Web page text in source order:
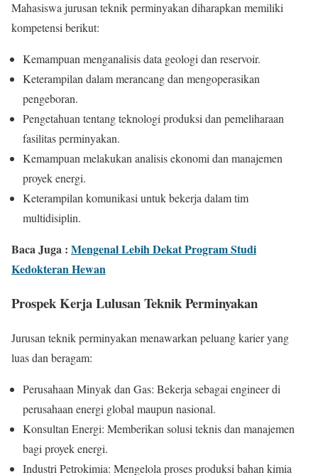
Mahasiswa jurusan teknik perminyakan diharapkan memiliki
kompetensi berikut:
Kemampuan menganalisis data geologi dan reservoir.
Keterampilan dalam merancang dan mengoperasikan
pengeboran.
Pengetahuan tentang teknologi produksi dan pemeliharaan
fasilitas perminyakan.
Kemampuan melakukan analisis ekonomi dan manajemen
proyek energi.
Keterampilan komunikasi untuk bekerja dalam tim
multidisiplin.
Baca Juga : Mengenal Lebih Dekat Program Studi
Kedokteran Hewan
Prospek Kerja Lulusan Teknik Perminyakan
Jurusan teknik perminyakan menawarkan peluang karier yang
luas dan beragam:
Perusahaan Minyak dan Gas: Bekerja sebagai engineer di
perusahaan energi global maupun nasional.
Konsultan Energi: Memberikan solusi teknis dan manajemen
bagi proyek energi.
Industri Petrokimia: Mengelola proses produksi bahan kimia